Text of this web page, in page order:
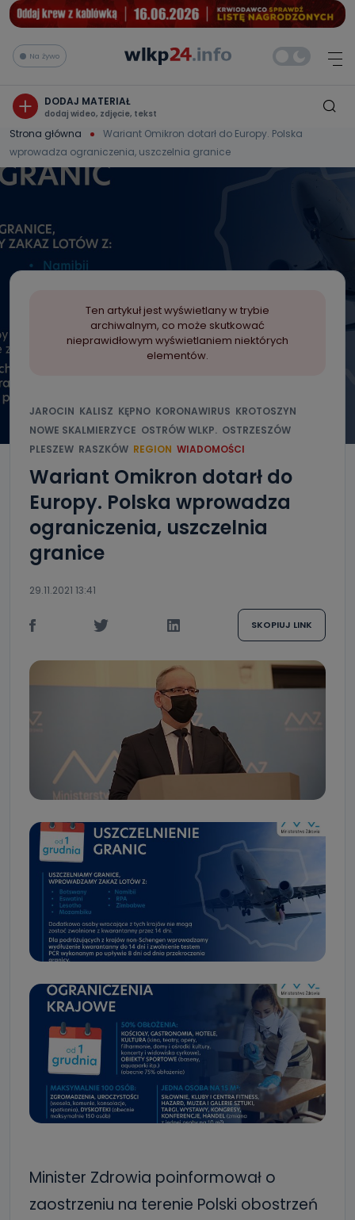
Na żywo
DODAJ MATERIAŁ
dodaj wideo, zdjęcie, tekst
Strona główna
Wariant Omikron dotarł do Europy. Polska
wprowadza ograniczenia, uszczelnia granice
Ten artykuł jest wyświetlany w trybie
archiwalnym, co może skutkować
nieprawidłowym wyświetlaniem niektórych
elementów.
JAROCIN KALISZ KĘPNO KORONAWIRUS KROTOSZYN
NOWE SKALMIERZYCE OSTRÓW WLKP. OSTRZESZÓW
PLESZEW RASZKÓW REGION WIADOMOŚCI
Wariant Omikron dotarł do
Europy. Polska wprowadza
ograniczenia, uszczelnia
granice
29.11.2021 13:41
SKOPIUJ LINK
Minister Zdrowia poinformował o
zaostrzeniu na terenie Polski obostrzeń